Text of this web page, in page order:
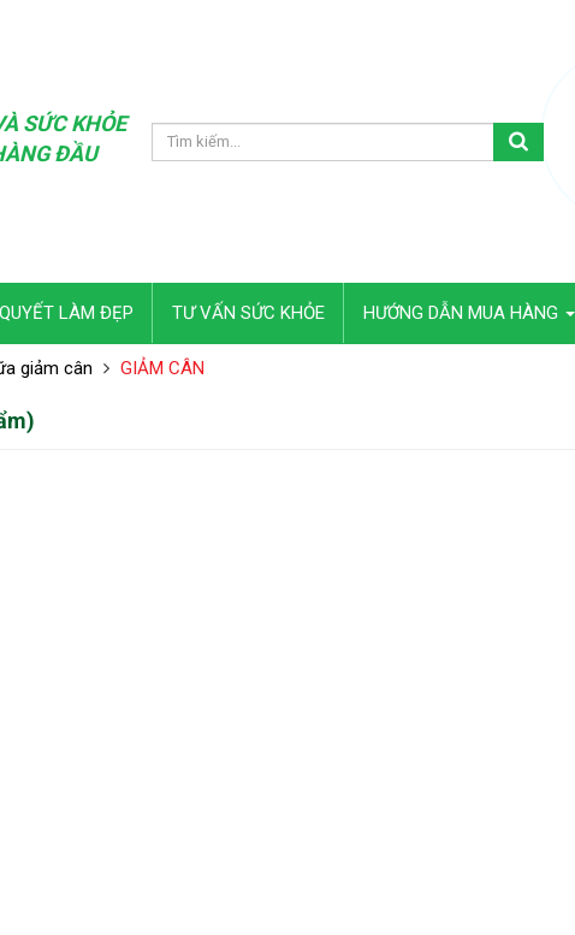
SỨC KHỎE
ĐẦU
LÀM ĐẸP TƯ VẤN SỨC KHỎE HƯỚNG DẪN MUA HÀNG
giảm cân GIẢM CÂN